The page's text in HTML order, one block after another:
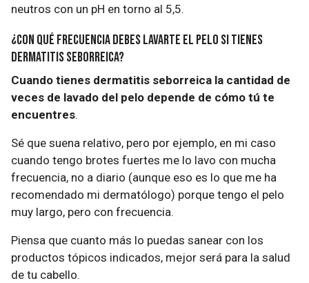
neutros con un pH en torno al 5,5.
¿Con qué frecuencia debes lavarte el pelo si tienes
dermatitis seborreica?
Cuando tienes dermatitis seborreica la cantidad de
veces de lavado del pelo depende de cómo tú te
encuentres.
Sé que suena relativo, pero por ejemplo, en mi caso
cuando tengo brotes fuertes me lo lavo con mucha
frecuencia, no a diario (aunque eso es lo que me ha
recomendado mi dermatólogo) porque tengo el pelo
muy largo, pero con frecuencia.
Piensa que cuanto más lo puedas sanear con los
productos tópicos indicados, mejor será para la salud
de tu cabello.